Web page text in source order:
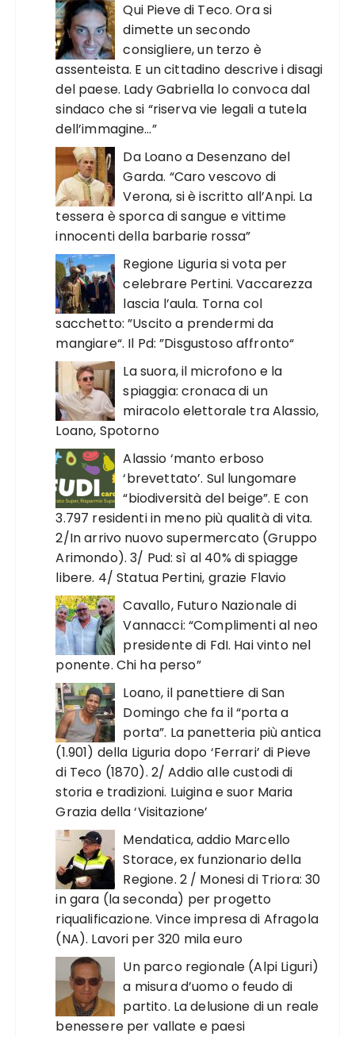
Qui Pieve di Teco. Ora si
dimette un secondo
consigliere, un terzo è
assenteista. E un cittadino descrive i disagi
del paese. Lady Gabriella lo convoca dal
sindaco che si “riserva vie legali a tutela
dell’immagine…”
Da Loano a Desenzano del
Garda. “Caro vescovo di
Verona, si è iscritto all’Anpi. La
tessera è sporca di sangue e vittime
innocenti della barbarie rossa”
Regione Liguria si vota per
celebrare Pertini. Vaccarezza
lascia l’aula. Torna col
sacchetto: ”Uscito a prendermi da
mangiare“. Il Pd: ”Disgustoso affronto“
La suora, il microfono e la
spiaggia: cronaca di un
miracolo elettorale tra Alassio,
Loano, Spotorno
Alassio ‘manto erboso
‘brevettato’. Sul lungomare
“biodiversità del beige”. E con
3.797 residenti in meno più qualità di vita.
2/In arrivo nuovo supermercato (Gruppo
Arimondo). 3/ Pud: sì al 40% di spiagge
libere. 4/ Statua Pertini, grazie Flavio
Cavallo, Futuro Nazionale di
Vannacci: “Complimenti al neo
presidente di FdI. Hai vinto nel
ponente. Chi ha perso”
Loano, il panettiere di San
Domingo che fa il “porta a
porta”. La panetteria più antica
(1.901) della Liguria dopo ‘Ferrari’ di Pieve
di Teco (1870). 2/ Addio alle custodi di
storia e tradizioni. Luigina e suor Maria
Grazia della ‘Visitazione’
Mendatica, addio Marcello
Storace, ex funzionario della
Regione. 2 / Monesi di Triora: 30
in gara (la seconda) per progetto
riqualificazione. Vince impresa di Afragola
(NA). Lavori per 320 mila euro
Un parco regionale (Alpi Liguri)
a misura d’uomo o feudo di
partito. La delusione di un reale
benessere per vallate e paesi